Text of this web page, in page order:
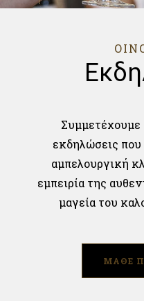
Συμμετέχουμε
εκδηλώσεις που
αμπελουργική
εμπειρία της
μαγεία του
ΜΑΘΕ